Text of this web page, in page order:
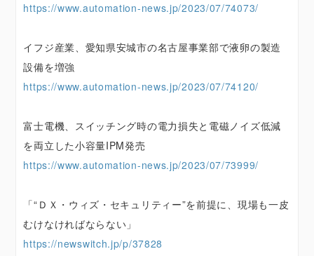
https://www.automation-news.jp/2023/07/74073/
イフジ産業、愛知県安城市の名古屋事業部で液卵の製造
設備を増強
https://www.automation-news.jp/2023/07/74120/
富士電機、スイッチング時の電力損失と電磁ノイズ低減
を両立した小容量IPM発売
https://www.automation-news.jp/2023/07/73999/
「“ＤＸ・ウィズ・セキュリティー”を前提に、現場も一皮
むけなければならない」
https://newswitch.jp/p/37828